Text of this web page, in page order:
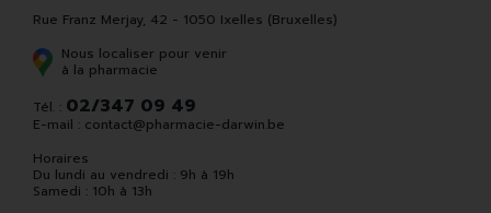
Rue Franz Merjay, 42 - 1050 Ixelles (Bruxelles)
Nous localiser pour venir
à la pharmacie
Tél. : 02/347 09 49
E-mail : contact@pharmacie-darwin.be
Horaires
Du lundi au vendredi : 9h à 19h
Samedi : 10h à 13h